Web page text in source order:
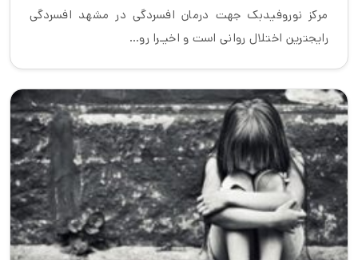
مرکز نوروفیدبک جهت درمان افسردگی در مشهد افسردگی
رایجترین اختلال روانی است و اخیـرا رو…